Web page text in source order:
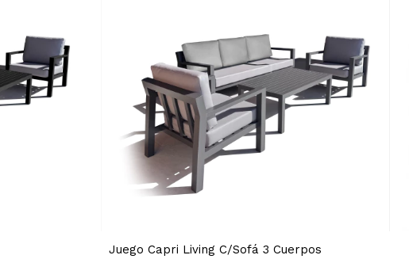
Juego Capri Living C/Sofá 3 Cuerpos